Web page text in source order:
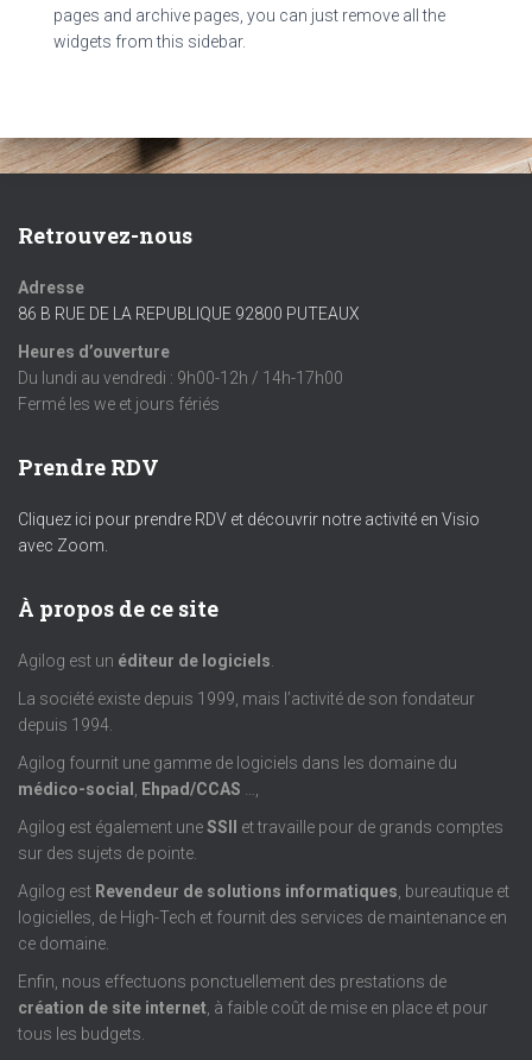
pages and archive pages, you can just remove all the
widgets from this sidebar.
Retrouvez-nous
Adresse
86 B RUE DE LA REPUBLIQUE 92800 PUTEAUX
Heures d’ouverture
Du lundi au vendredi : 9h00-12h / 14h-17h00
Fermé les we et jours fériés
Prendre RDV
Cliquez ici pour prendre RDV et découvrir notre activité en Visio
avec Zoom.
À propos de ce site
Agilog est un éditeur de logiciels
La société existe depuis 1999, mais l’activité de son fondateur
depuis 1994.
Agilog fournit une gamme de logiciels dans les domaine du
médico-social
Ehpad/CCAS
Agilog est également uneSSII
et travaille pour de grands comptes
sur des sujets de pointe.
Agilog est Revendeur de solutions informatiques , bureautique et
logicielles, de High-Tech et fournit des services de maintenance en
ce domaine.
Enfin, nous effectuons ponctuellement des prestations de
création de site internet , à faible coût de mise en place et pour
tous les budgets.